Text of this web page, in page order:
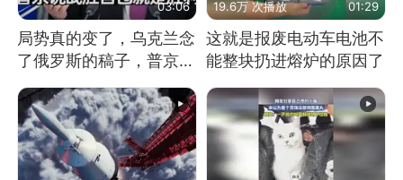
03:06
局势真的变了，乌克兰念
了俄罗斯的稿子，普京说
19.6万 次播放 01:29
这就是报废电动车电池不
能整块扔进熔炉的原因了